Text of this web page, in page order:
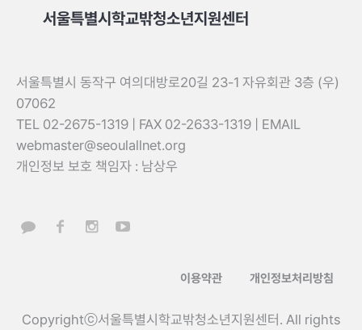
서울특별시학교밖청소년지원센터
서울특별시 동작구 여의대방로20길 23-1 자유회관 3층 (우)
07062
TEL 02-2675-1319 | FAX 02-2633-1319 | EMAIL
webmaster@seoulallnet.org
개인정보 보호 책임자 : 남상우
이용약관 개인정보처리방침
Copyrightⓒ서울특별시학교밖청소년지원센터. All rights